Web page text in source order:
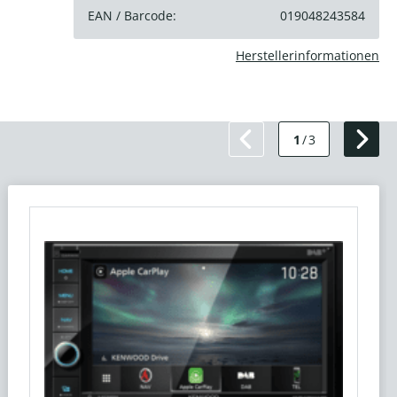
EAN / Barcode:
019048243584
Herstellerinformationen
1 /3